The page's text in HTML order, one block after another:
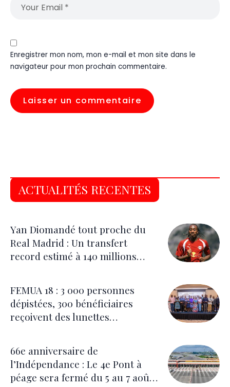
Enregistrer mon nom, mon e-mail et mon site dans le
navigateur pour mon prochain commentaire.
ACTUALITÉS RECENTES
Yan Diomandé tout proche du
Real Madrid : Un transfert
record estimé à 140 millions
FEMUA 18 : 3 000 personnes
dépistées, 300 bénéficiaires
reçoivent des lunettes
66e anniversaire de
l’Indépendance : Le 4e Pont à
péage sera fermé du 5 au 7 août